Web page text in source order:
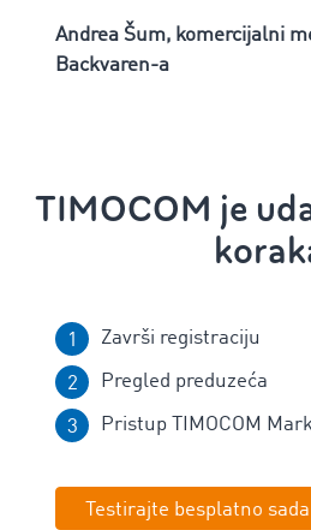
Andrea Šum, komercijalni
Backvaren-a
TIMOCOM je
Završi registraciju
Pregled preduzeća
Pristup TIMOCOM
Testirajte besplatno sada